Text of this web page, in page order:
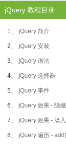
jQuery 教程目录
1、 jQuery 简介
2、 jQuery 安装
3、 jQuery 语法
4、 jQuery 选择器
5、 jQuery 事件
6、 jQuery 效果 - 隐
7、 jQuery 效果 - 淡
8、 jQuery 遍历 -